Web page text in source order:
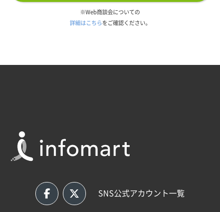
※Web商談会についての
詳細はこちらをご確認ください。
SNS公式アカウント一覧